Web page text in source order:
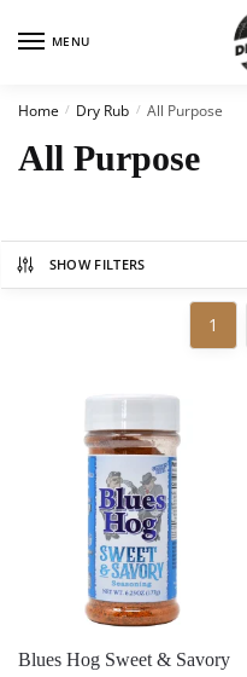
MENU
Home / Dry Rub / All Purpose
All Purpose
SHOW FILTERS
1
Blues Hog Sweet & Savory